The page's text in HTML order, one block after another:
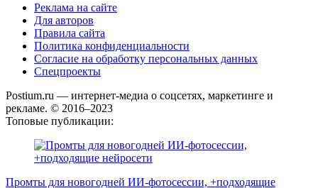
Реклама на сайте
Для авторов
Правила сайта
Политика конфиденциальности
Согласие на обработку персональных данных
Спецпроекты
Postium.ru — интернет-медиа о соцсетях, маркетинге и
рекламе. © 2016–2023
Топовые публикации:
Промты для новогодней ИИ-фотосессии, +подходящие